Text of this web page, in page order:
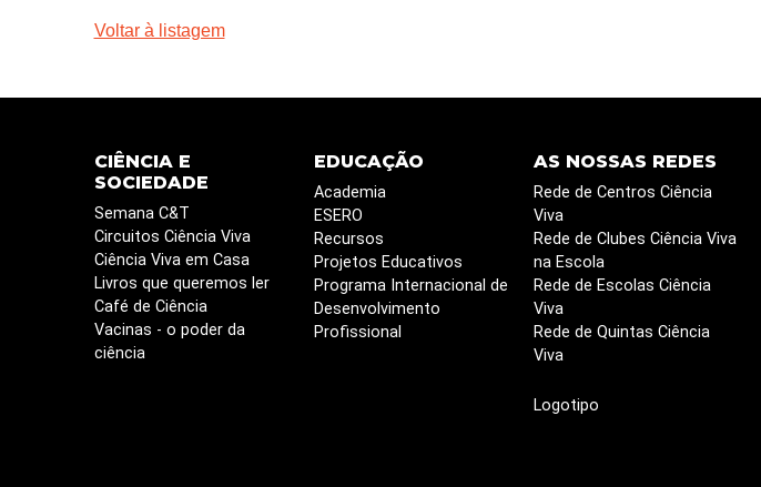
Voltar à listagem
CIÊNCIA E
SOCIEDADE
Semana C&T
Circuitos Ciência Viva
Ciência Viva em Casa
Livros que queremos ler
Café de Ciência
Vacinas - o poder da
ciência
EDUCAÇÃO
Academia
ESERO
Recursos
Projetos Educativos
Programa Internacional de
Desenvolvimento
Profissional
AS NOSSAS REDES
Rede de Centros Ciência
Viva
Rede de Clubes Ciência Viva
na Escola
Rede de Escolas Ciência
Viva
Rede de Quintas Ciência
Viva
Logotipo